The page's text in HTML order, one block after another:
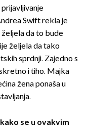
Swift rekla je
željela da to bude
željela da tako
sprdnji. Zajedno s
i tiho. Majka
žena ponaša u
se u ovakvim